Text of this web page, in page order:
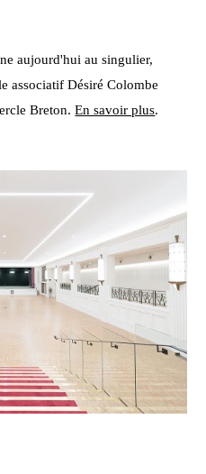
aujourd'hui au singulier,
associatif Désiré Colombe
Breton. En savoir plus.